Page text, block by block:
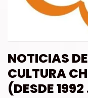
NOTICIAS
CULTURA
(DESDE